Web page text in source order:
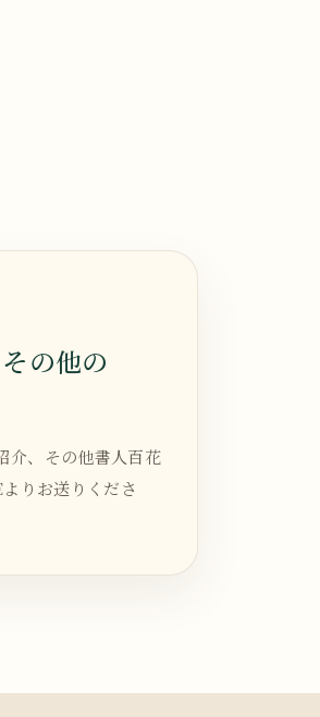
の他の
介、その他書人百花
りお送りくださ